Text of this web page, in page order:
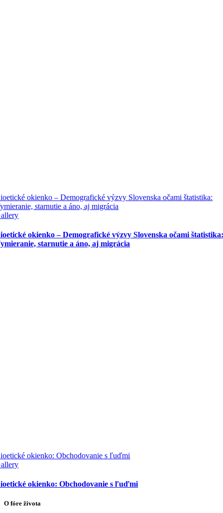
okienko – Demografické výzvy Slovenska očami štatistika:
starnutie a áno, aj migrácia
okienko – Demografické výzvy Slovenska očami
starnutie a áno, aj migrácia
okienko: Obchodovanie s ľuďmi
okienko: Obchodovanie s ľuďmi
O fóre života